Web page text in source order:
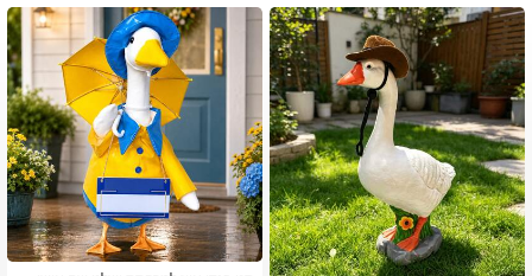
4.89 487 עוקבים
4.89 487 עוקבים
4.89 487 עוקבים
4.89 487 עוקבים